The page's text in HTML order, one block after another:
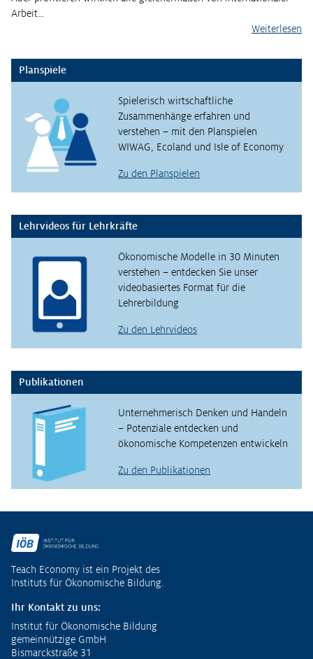
Arbeit…
Weiterlesen
Planspiele
Spielerisch wirtschaftliche
Zusammenhänge erfahren und
verstehen – mit den Planspielen
WIWAG, Ecoland und Isle of Economy
Zu den Planspielen
Lehrvideos für Lehrkräfte
Ökonomische Modelle in 30 Minuten
verstehen – entdecken Sie unser
videobasiertes Format für die
Lehrerbildung
Zu den Lehrvideos
Publikationen
Unternehmerisch Denken und Handeln
– Potenziale entdecken und
ökonomische Kompetenzen entwickeln
Zu den Publikationen
Teach Economy ist ein Projekt des
Instituts für Ökonomische Bildung.
Ihr Kontakt zu uns:
Institut für Ökonomische Bildung
gemeinnützige GmbH
Bismarckstraße 31